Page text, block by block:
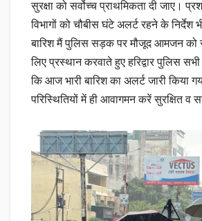
सुरक्षा को सर्वोच्च प्राथमिकता दी जाए।
विभागों को चौबीस घंटे अलर्ट रहने के निर्देश
बारिश मैं पुलिस सड़क पर मौजूद आमजन को
लिए प्रस्थान करवाते हुए हरिद्वार पुलिस
कि आज भारी बारिश का अलर्ट जारी किया
परिस्थितियों में ही आवागमन करें सुरक्षित व